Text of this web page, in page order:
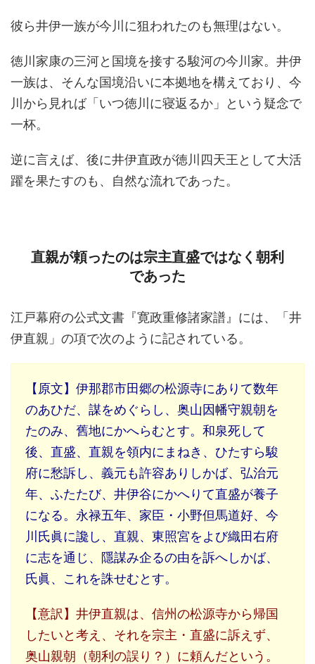
彼ら井伊一族が今川に狙われたのも無理はない。
徳川家康の三河と国境を接する駿河の今川家。井伊
一族は、そんな国境沿いに本拠地を構えており、今
川から見れば「いつ徳川に寝返るか」という疑念で
一杯。
逆に言えば、後に井伊直政が徳川四天王として大活
躍を果たすのも、自然な流れであった。
直親が頼ったのは宗主直盛ではなく朝利
であった
江戸幕府の公式文書『寛政重修諸家譜』には、「井
伊直親」の項で次のように記されている。
【原文】伊那郡市田郷の松源寺にありて数年
のあひだ、謀をめぐらし、奥山因幡守親朝を
たのみ、舊地にかへらむとす。和泉死して
後、直盛、直親を領内にまねき、ひたすら駿
府に愁訴し、義元も許容ありしかば、弘治元
年、ふたたび、井伊谷にかへりて直盛が養子
になる。永禄五年、家臣・小野但馬道好、今
川氏眞に讒し、直親、東照宮をよび織田右府
に志を通じ、隱謀み企るの由を訴へしかば、
氏眞、これを誅せむとす。
【意訳】井伊直親は、信州の松源寺から帰国
したいと考え、それを宗主・直盛に訴えず、
奥山親朝（朝利の誤り？）に頼んだという。